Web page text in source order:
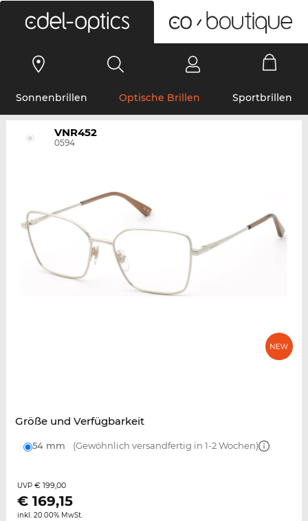
Sonnenbrillen Optische Brillen Sportbrillen
VNR452
0594
Größe und Verfügbarkeit
54 mm (Gewöhnlich versandfertig in 1-2 Wochen)
UVP € 199,00
€ 169,15
inkl. 20.00% MwSt.